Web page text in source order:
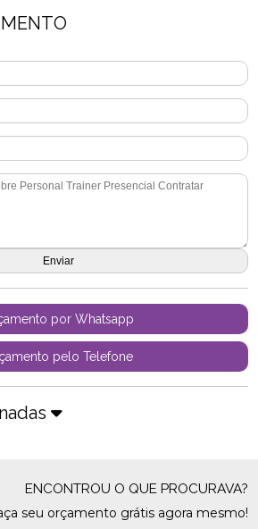
por Whatsapp
pelo Telefone
ENCONTROU O QUE PROCURAVA?
seu orçamento grátis agora mesmo!